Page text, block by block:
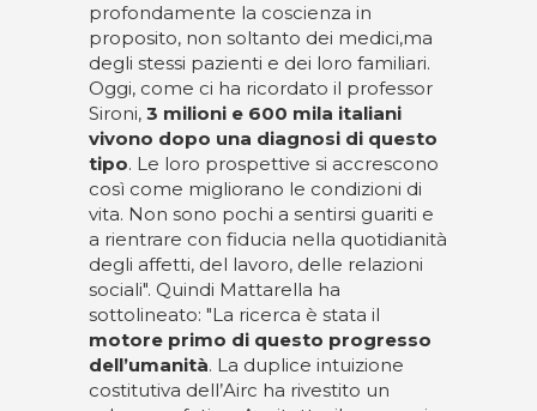
profondamente la coscienza in
proposito, non soltanto dei medici,ma
degli stessi pazienti e dei loro familiari.
Oggi, come ci ha ricordato il professor
Sironi, 3 milioni e 600 mila italiani
vivono dopo una diagnosi di questo
tipo. Le loro prospettive si accrescono
così come migliorano le condizioni di
vita. Non sono pochi a sentirsi guariti e
a rientrare con fiducia nella quotidianità
degli affetti, del lavoro, delle relazioni
sociali". Quindi Mattarella ha
sottolineato: "La ricerca è stata il
motore primo di questo progresso
dell’umanità. La duplice intuizione
costitutiva dell’Airc ha rivestito un